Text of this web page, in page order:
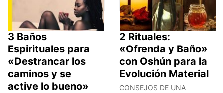
3 Baños
Espirituales para
«Destrancar los
caminos y se
active lo bueno»
2 Rituales:
«Ofrenda y Baño»
con Oshún para la
Evolución Material
CONSEJOS DE UNA